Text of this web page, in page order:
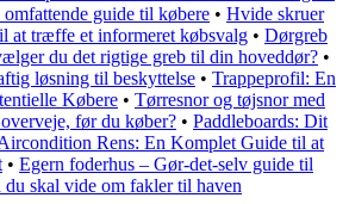
guide til købere • Hvide skruer
at træffe et informeret købsvalg • Dørgreb
du det rigtige greb til din hoveddør? •
løsning til beskyttelse • Trappeprofil: En
Købere • Tørresnor og tøjsnor med
før du køber? • Paddleboards: Dit
Rens: En Komplet Guide til at
• Egern foderhus – Gør-det-selv guide til
skal vide om fakler til haven